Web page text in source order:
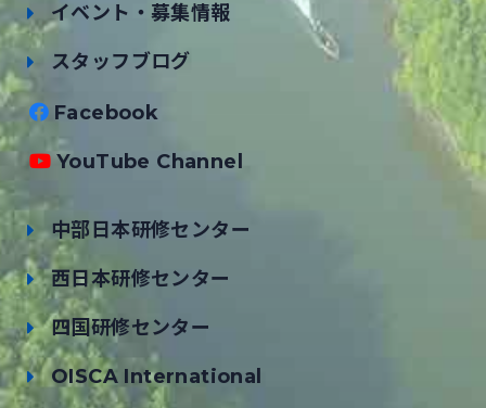
イベント・募集情報
スタッフブログ
Facebook
YouTube Channel
中部日本研修センター
西日本研修センター
四国研修センター
OISCA International